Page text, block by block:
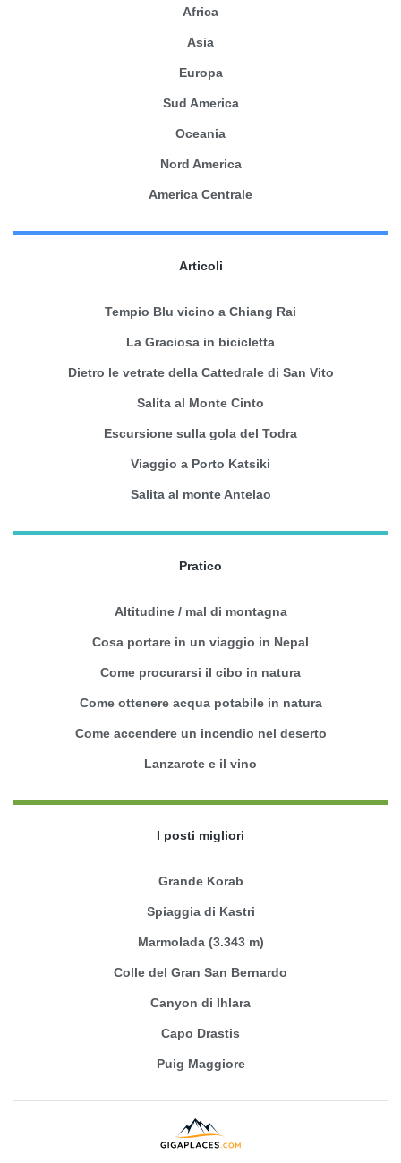
Africa
Asia
Europa
Sud America
Oceania
Nord America
America Centrale
Articoli
Tempio Blu vicino a Chiang Rai
La Graciosa in bicicletta
Dietro le vetrate della Cattedrale di San Vito
Salita al Monte Cinto
Escursione sulla gola del Todra
Viaggio a Porto Katsiki
Salita al monte Antelao
Pratico
Altitudine / mal di montagna
Cosa portare in un viaggio in Nepal
Come procurarsi il cibo in natura
Come ottenere acqua potabile in natura
Come accendere un incendio nel deserto
Lanzarote e il vino
I posti migliori
Grande Korab
Spiaggia di Kastri
Marmolada (3.343 m)
Colle del Gran San Bernardo
Canyon di Ihlara
Capo Drastis
Puig Maggiore